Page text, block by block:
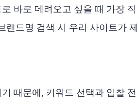
바로 데려오고 싶을 때 가장
드명 검색 시 우리 사이트가
때문에, 키워드 선택과 입찰